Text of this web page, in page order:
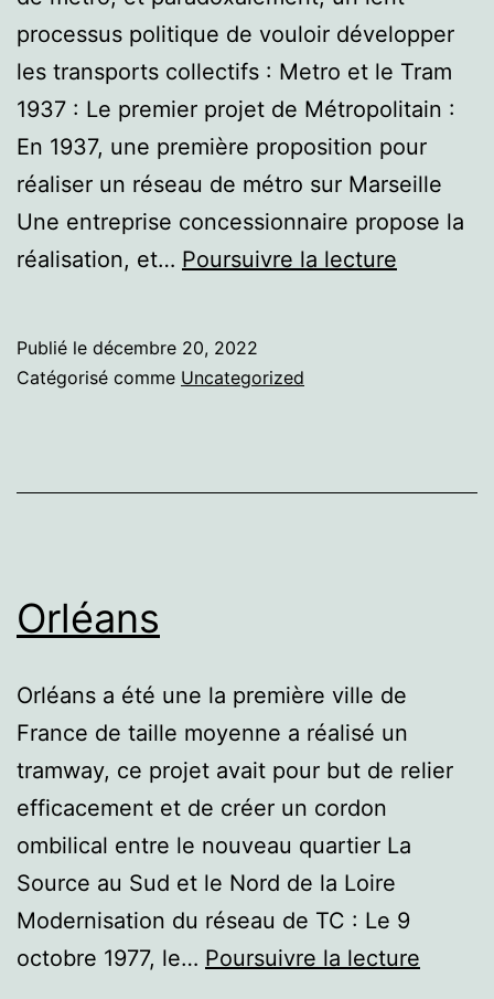
processus politique de vouloir développer
les transports collectifs : Metro et le Tram
1937 : Le premier projet de Métropolitain :
En 1937, une première proposition pour
réaliser un réseau de métro sur Marseille
Une entreprise concessionnaire propose la
réalisation, et… Poursuivre la lecture
Publié le décembre 20, 2022
Catégorisé comme Uncategorized
Orléans
Orléans a été une la première ville de
France de taille moyenne a réalisé un
tramway, ce projet avait pour but de relier
efficacement et de créer un cordon
ombilical entre le nouveau quartier La
Source au Sud et le Nord de la Loire
Modernisation du réseau de TC : Le 9
octobre 1977, le… Poursuivre la lecture